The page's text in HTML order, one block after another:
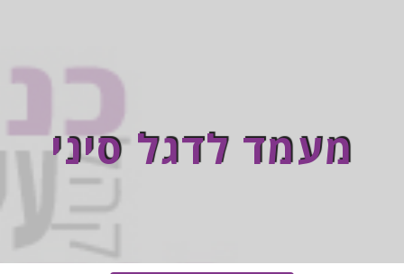
מעמד לדגל סיני